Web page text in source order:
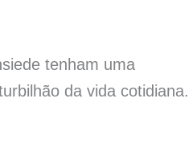
tenham uma
da vida cotidiana.